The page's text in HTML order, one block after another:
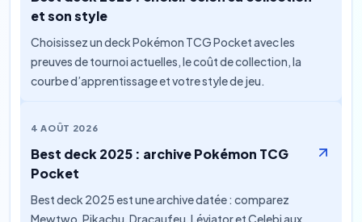
et son style
Choisissez un deck Pokémon TCG Pocket avec les
preuves de tournoi actuelles, le coût de collection, la
courbe d’apprentissage et votre style de jeu.
4 AOÛT 2026
Best deck 2025 : archive Pokémon TCG
Pocket
Best deck 2025 est une archive datée : comparez
Mewtwo, Pikachu, Dracaufeu, Léviator et Celebi aux